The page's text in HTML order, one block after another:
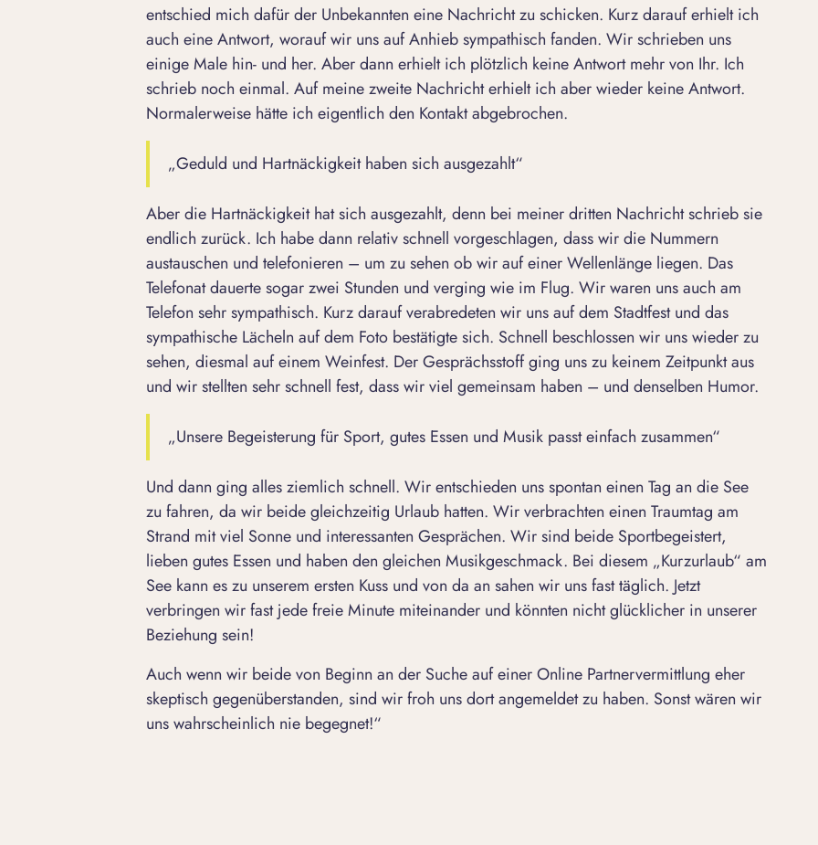
entschied mich dafür der Unbekannten eine Nachricht zu schicken. Kurz darauf erhielt ich
auch eine Antwort, worauf wir uns auf Anhieb sympathisch fanden. Wir schrieben uns
einige Male hin- und her. Aber dann erhielt ich plötzlich keine Antwort mehr von Ihr. Ich
schrieb noch einmal. Auf meine zweite Nachricht erhielt ich aber wieder keine Antwort.
Normalerweise hätte ich eigentlich den Kontakt abgebrochen.
„Geduld und Hartnäckigkeit haben sich ausgezahlt“
Aber die Hartnäckigkeit hat sich ausgezahlt, denn bei meiner dritten Nachricht schrieb sie
endlich zurück. Ich habe dann relativ schnell vorgeschlagen, dass wir die Nummern
austauschen und telefonieren – um zu sehen ob wir auf einer Wellenlänge liegen. Das
Telefonat dauerte sogar zwei Stunden und verging wie im Flug. Wir waren uns auch am
Telefon sehr sympathisch. Kurz darauf verabredeten wir uns auf dem Stadtfest und das
sympathische Lächeln auf dem Foto bestätigte sich. Schnell beschlossen wir uns wieder zu
sehen, diesmal auf einem Weinfest. Der Gesprächsstoff ging uns zu keinem Zeitpunkt aus
und wir stellten sehr schnell fest, dass wir viel gemeinsam haben – und denselben Humor.
„Unsere Begeisterung für Sport, gutes Essen und Musik passt einfach zusammen“
Und dann ging alles ziemlich schnell. Wir entschieden uns spontan einen Tag an die See
zu fahren, da wir beide gleichzeitig Urlaub hatten. Wir verbrachten einen Traumtag am
Strand mit viel Sonne und interessanten Gesprächen. Wir sind beide Sportbegeistert,
lieben gutes Essen und haben den gleichen Musikgeschmack. Bei diesem „Kurzurlaub“ am
See kann es zu unserem ersten Kuss und von da an sahen wir uns fast täglich. Jetzt
verbringen wir fast jede freie Minute miteinander und könnten nichtglücklicher in unserer
Beziehung sein!
Auch wenn wir beide von Beginn an der Suche auf einerOnline Partnervermittlung eher
skeptisch gegenüberstanden, sind wir froh uns dort angemeldet zu haben. Sonst wären wir
uns wahrscheinlich nie begegnet!“